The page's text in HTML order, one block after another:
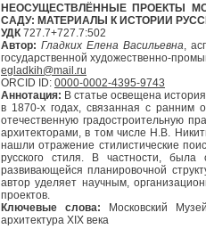
НЕОСУЩЕСТВЛЁННЫЕ ПРОЕКТЫ
САДУ: МАТЕРИАЛЫ К ИСТОРИИ
УДК 727.7+727.7:502
Автор: Гладких Елена Васильевна,
государственной художественно-
egladkih@mail.ru
ORCID ID: 0000-0002-4395-9743
Аннотация: В статье освещена
в 1870-х годах, связанная с ранним
отечественную градостроительную
архитекторами, в том числе Н.В.
нашли отражение стилистические
русского стиля. В частности, была
развивающейся планировочной
автор уделяет научным,
проектов.
Ключевые слова: Московский
архитектура XIX века